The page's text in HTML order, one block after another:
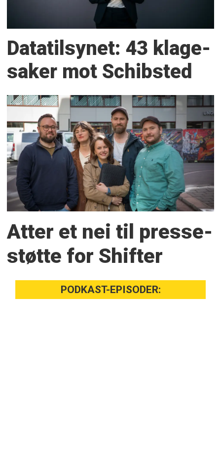
Datatilsynet: 43 klage­
saker mot Schibsted
Atter et nei til presse­
støtte for Shifter
PODKAST-EPISODER: